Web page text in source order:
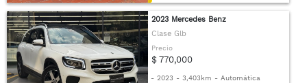
2023 Mercedes Benz
Clase Glb
Precio
$ 770,000
- 2023 - 3,403km - Automática